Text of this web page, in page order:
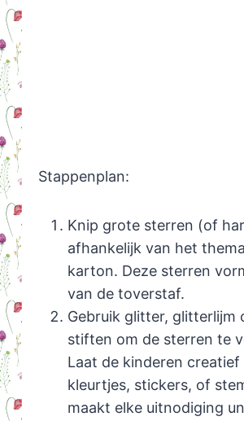
Stappenplan:
Knip grote sterren (of
afhankelijk van het
karton. Deze sterren
van de toverstaf.
Gebruik glitter, glitterlijm
stiften om de sterren te
Laat de kinderen creatief
kleurtjes, stickers, of
maakt elke uitnodiging